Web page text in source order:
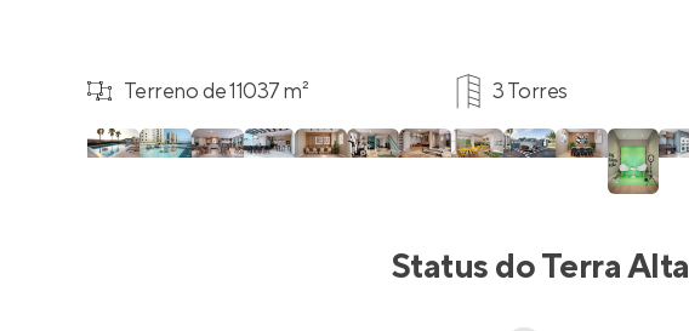
Terreno de 11037 m² 3 Torres
Status doTerra Alta